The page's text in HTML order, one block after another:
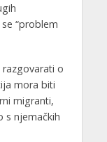
“problem
razgovarati o
mora biti
migranti,
s njemačkih